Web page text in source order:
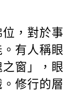
，對於事
有人稱眼
窗」，眼
修行的層